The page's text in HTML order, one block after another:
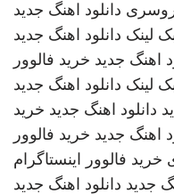
دانلود اهنگ جدید
لینک دانلود اهنگ جدید
اهنگ جدید خرید فالوور
لینک دانلود اهنگ جدید
دانلود اهنگ جدید خرید
اهنگ جدید خرید فالوور
خرید فالوور اینستاگرام
جدید دانلود اهنگ جدید